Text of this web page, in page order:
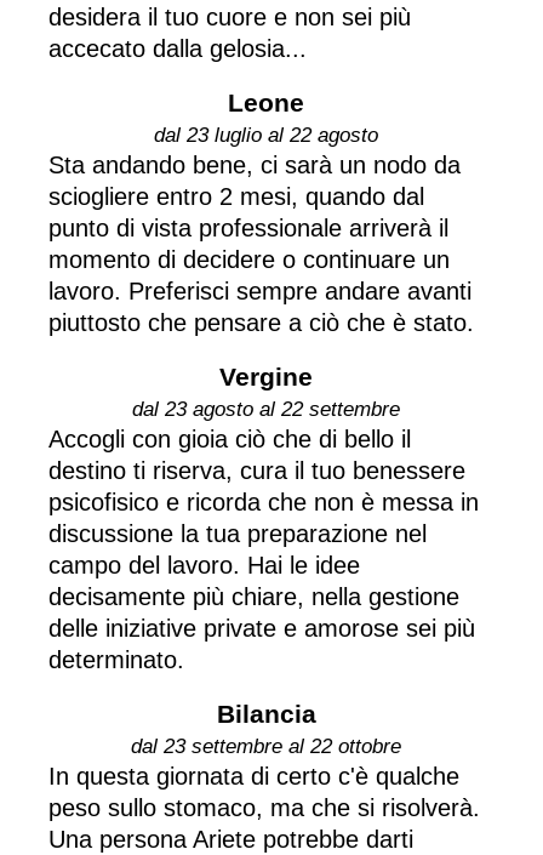
desidera il tuo cuore e non sei più
accecato dalla gelosia...
Leone
dal 23 luglio al 22 agosto
Sta andando bene, ci sarà un nodo da
sciogliere entro 2 mesi, quando dal
punto di vista professionale arriverà il
momento di decidere o continuare un
lavoro. Preferisci sempre andare avanti
piuttosto che pensare a ciò che è stato.
Vergine
dal 23 agosto al 22 settembre
Accogli con gioia ciò che di bello il
destino ti riserva, cura il tuo benessere
psicofisico e ricorda che non è messa in
discussione la tua preparazione nel
campo del lavoro. Hai le idee
decisamente più chiare, nella gestione
delle iniziative private e amorose sei più
determinato.
Bilancia
dal 23 settembre al 22 ottobre
In questa giornata di certo c'è qualche
peso sullo stomaco, ma che si risolverà.
Una persona Ariete potrebbe darti